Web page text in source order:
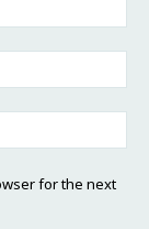
for the next